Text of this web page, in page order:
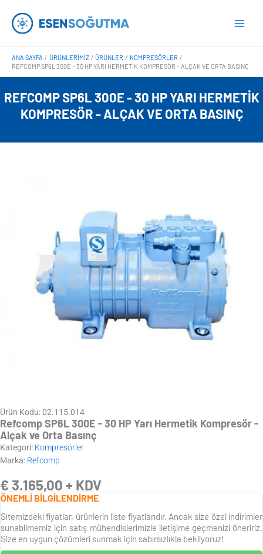
atla
ANA SAYFA ÜRÜNLERIMIZ ÜRÜNLER
KOMPRESÖRLER
REFCOMP SP6L 300E – 30 HP YARI HERMETIK KOMPRESÖR – ALÇAK VE ORTA BASINÇ
REFCOMP SP6L 300E - 30 HP YARI HERMETIK
KOMPRESÖR - ALÇAK VE ORTA BASINÇ
Ürün Kodu: 02.115.014
Refcomp SP6L 300E - 30 HP Yarı Hermetik Kompresör -
Alçak ve Orta Basınç
Kategori: Kompresörler
Marka: Refcomp
€ 3.165,00 + KDV
ÖNEMLİ BİLGİLENDİRME
Sitemizdeki fiyatlar, ürünlerin liste fiyatlarıdır. Ancak size özel indirimler
sunabilmemiz için satış mühendislerimizle iletişime geçmenizi öneririz.
Size en uygun çözümleri sunmak için sabırsızlıkla bekliyoruz!